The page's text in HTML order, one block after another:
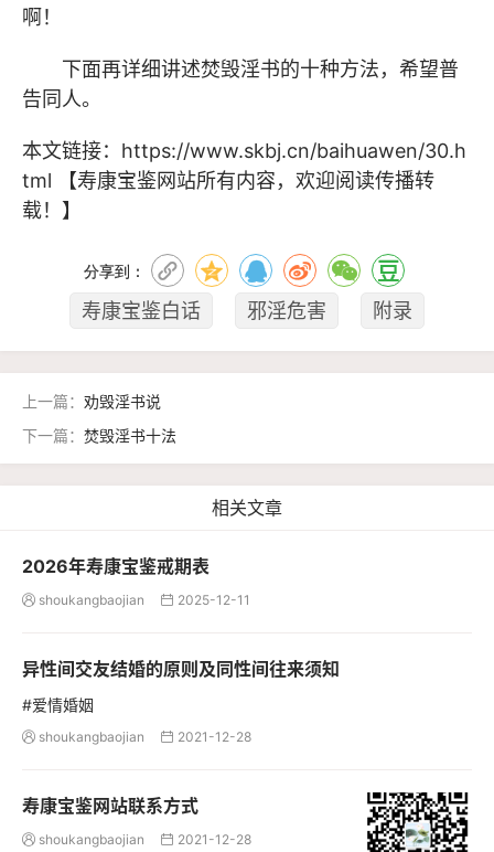
啊！
下面再详细讲述焚毁淫书的十种方法，希望普
告同人。
本文链接： https://www.skbj.cn/baihuawen/30.h
tml 【寿康宝鉴网站所有内容，欢迎阅读传播转
载！】
分享到：
寿康宝鉴白话 邪淫危害 附录
上一篇： 劝毁淫书说
下一篇： 焚毁淫书十法
相关文章
2026年寿康宝鉴戒期表
 shoukangbaojian  2025-12-11
异性间交友结婚的原则及同性间往来须知
#爱情婚姻
 shoukangbaojian  2021-12-28
寿康宝鉴网站联系方式
 shoukangbaojian  2021-12-28